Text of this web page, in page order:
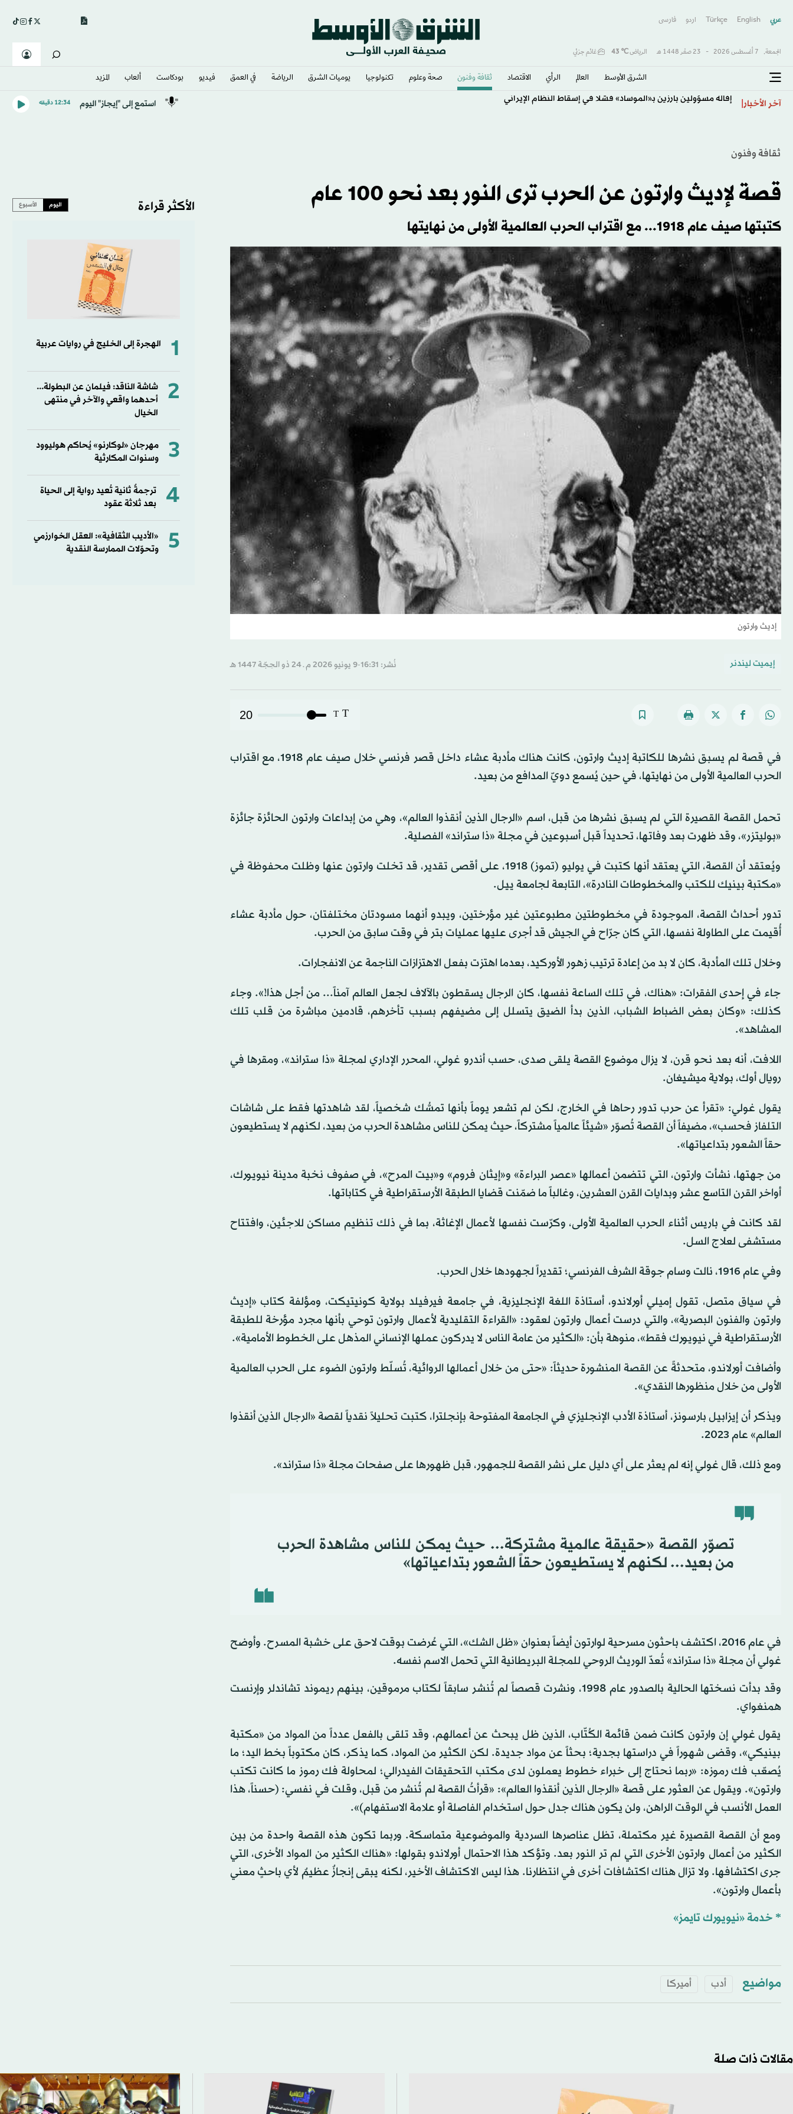
عربي English
Türkçe اردو فارسى
الجمعة, 7 أغسطس 2026 - 23 صفَر 1448 هـ الرياض℃
43 غائم جزئي
الشرق الأوسط​ العالم الرأي الاقتصاد ثقافة وفنون صحة وعلوم تكنولوجيا يوميات الشرق​ الرياضة في العمق فيديو بودكاست ألعاب المزيد
آخر الأخبار إقالة مسؤولين بارزين بـ«الموساد» فشلا في إسقاط النظام الإيراني استمع إلى "إيجاز" اليوم 12:34 دقيقه
ثقافة وفنون
قصة لإديث وارتون عن الحرب ترى النور بعد نحو 100 عام
كتبتها صيف عام 1918... مع اقتراب الحرب العالمية الأولى من نهايتها
إديث وارتون
إيميت ليندنر نُشر: 16:31-9 يونيو 2026 م ـ 24 ذو الحِجّة 1447 هـ
T
T
20
في قصة لم يسبق نشرها للكاتبة إديث وارتون، كانت هناك مأدبة عشاء داخل قصر فرنسي خلال صيف عام 1918، مع اقتراب
الحرب العالمية الأولى من نهايتها، في حين يُسمع دويّ المدافع من بعيد.
تحمل القصة القصيرة التي لم يسبق نشرها من قبل، اسم «الرجال الذين أنقذوا العالم»، وهي من إبداعات وارتون الحائزة جائزة
«بوليتزر»، وقد ظهرت بعد وفاتها، تحديداً قبل أسبوعين في مجلة «ذا ستراند» الفصلية.
ويُعتقد أن القصة، التي يعتقد أنها كتبت في يوليو (تموز) 1918، على أقصى تقدير، قد تخلت وارتون عنها وظلت محفوظة في
«مكتبة بينيك للكتب والمخطوطات النادرة»، التابعة لجامعة ييل.
تدور أحداث القصة، الموجودة في مخطوطتين مطبوعتين غير مؤرختين، ويبدو أنهما مسودتان مختلفتان، حول مأدبة عشاء
أُقيمت على الطاولة نفسها، التي كان جرّاح في الجيش قد أجرى عليها عمليات بتر في وقت سابق من الحرب.
وخلال تلك المأدبة، كان لا بد من إعادة ترتيب زهور الأوركيد، بعدما اهتزت بفعل الاهتزازات الناجمة عن الانفجارات.
جاء في إحدى الفقرات: «هناك، في تلك الساعة نفسها، كان الرجال يسقطون بالآلاف لجعل العالم آمناً... من أجل هذا!». وجاء
كذلك: «وكان بعض الضباط الشباب، الذين بدأ الضيق يتسلل إلى مضيفهم بسبب تأخرهم، قادمين مباشرة من قلب تلك
المشاهد».
اللافت، أنه بعد نحو قرن، لا يزال موضوع القصة يلقى صدى، حسب أندرو غولي، المحرر الإداري لمجلة «ذا ستراند»، ومقرها في
رويال أوك، بولاية ميشيغان.
يقول غولي: «تقرأ عن حرب تدور رحاها في الخارج، لكن لم تشعر يوماً بأنها تمسُّك شخصياً، لقد شاهدتها فقط على شاشات
التلفاز فحسب»، مضيفاً أن القصة تُصوّر «شيئاً عالمياً مشتركاً، حيث يمكن للناس مشاهدة الحرب من بعيد، لكنهم لا يستطيعون
حقاً الشعور بتداعياتها».
من جهتها، نشأت وارتون، التي تتضمن أعمالها «عصر البراءة» و«إيثان فروم» و«بيت المرح»، في صفوف نخبة مدينة نيويورك،
أواخر القرن التاسع عشر وبدايات القرن العشرين، وغالباً ما ضمّنت قضايا الطبقة الأرستقراطية في كتاباتها.
لقد كانت في باريس أثناء الحرب العالمية الأولى، وكرّست نفسها لأعمال الإغاثة، بما في ذلك تنظيم مساكن للاجئين، وافتتاح
مستشفى لعلاج السل.
وفي عام 1916، نالت وسام جوقة الشرف الفرنسي؛ تقديراً لجهودها خلال الحرب.
في سياق متصل، تقول إميلي أورلاندو، أستاذة اللغة الإنجليزية، في جامعة فيرفيلد بولاية كونيتيكت، ومؤلفة كتاب «إديث
وارتون والفنون البصرية»، والتي درست أعمال وارتون لعقود: «القراءة التقليدية لأعمال وارتون توحي بأنها مجرد مؤرخة للطبقة
الأرستقراطية في نيويورك فقط»، منوهة بأن: «الكثير من عامة الناس لا يدركون عملها الإنساني المذهل على الخطوط الأمامية».
وأضافت أورلاندو، متحدثةً عن القصة المنشورة حديثاً: «حتى من خلال أعمالها الروائية، تُسلّط وارتون الضوء على الحرب العالمية
الأولى من خلال منظورها النقدي».
ويذكر أن إيزابيل بارسونز، أستاذة الأدب الإنجليزي في الجامعة المفتوحة بإنجلترا، كتبت تحليلاً نقدياً لقصة «الرجال الذين أنقذوا
العالم» عام 2023.
ومع ذلك، قال غولي إنه لم يعثر على أي دليل على نشر القصة للجمهور، قبل ظهورها على صفحات مجلة «ذا ستراند».
تصوّر القصة «حقيقة عالمية مشتركة... حيث يمكن للناس مشاهدة الحرب
من بعيد... لكنهم لا يستطيعون حقاً الشعور بتداعياتها»
في عام 2016، اكتشف باحثون مسرحية لوارتون أيضاً بعنوان «ظل الشك»، التي عُرضت بوقت لاحق على خشبة المسرح. وأوضح
غولي أن مجلة «ذا ستراند» تُعدّ الوريث الروحي للمجلة البريطانية التي تحمل الاسم نفسه.
وقد بدأت نسختها الحالية بالصدور عام 1998، ونشرت قصصاً لم تُنشر سابقاً لكتاب مرموقين، بينهم ريموند تشاندلر وإرنست
همنغواي.
يقول غولي إن وارتون كانت ضمن قائمة الكُتّاب، الذين ظل يبحث عن أعمالهم، وقد تلقى بالفعل عدداً من المواد من «مكتبة
بينيكي»، وقضى شهوراً في دراستها بجدية؛ بحثاً عن مواد جديدة. لكن الكثير من المواد، كما يذكر، كان مكتوباً بخط اليد؛ ما
يُصعّب فك رموزه: «ربما نحتاج إلى خبراء خطوط يعملون لدى مكتب التحقيقات الفيدرالي؛ لمحاولة فك رموز ما كانت تكتب
وارتون». ويقول عن العثور على قصة «الرجال الذين أنقذوا العالم»: «قرأتُ القصة لم تُنشر من قبل، وقلت في نفسي: (حسناً، هذا
العمل الأنسب في الوقت الراهن، ولن يكون هناك جدل حول استخدام الفاصلة أو علامة الاستفهام)».
ومع أن القصة القصيرة غير مكتملة، تظل عناصرها السردية والموضوعية متماسكة. وربما تكون هذه القصة واحدة من بين
الكثير من أعمال وارتون الأخرى التي لم تر النور بعد. وتؤكد هذا الاحتمال أورلاندو بقولها: «هناك الكثير من المواد الأخرى، التي
جرى اكتشافها. ولا تزال هناك اكتشافات أخرى في انتظارنا. هذا ليس الاكتشاف الأخير، لكنه يبقى إنجازٌ عظيمٌ لأي باحثٍ معني
بأعمال وارتون».
* خدمة «نيويورك تايمز»
مواضيع أدب أميركا
الأكثر قراءة اليوم الأسبوع
1 الهجرة إلى الخليج في روايات عربية
2
شاشة الناقد: فيلمان عن البطولة...
أحدهما واقعي والآخر في منتهى
الخيال
3
مهرجان «لوكارنو» يُحاكم هوليوود
وسنوات المكارثية
4
ترجمةٌ ثانية تُعيد رواية إلى الحياة
بعد ثلاثة عقود
5
«الأديب الثقافية»: العقل الخوارزمي
وتحوّلات الممارسة النقدية
مقالات ذات صلة